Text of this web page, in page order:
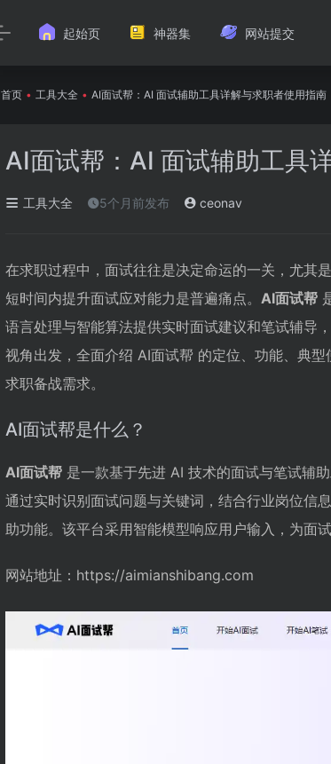
起始页 神器集 网站提交
首页 • 工具大全 • AI面试帮：AI 面试辅助工具详解与求职者使用指南
AI面试帮：AI 面试辅助工具
工具大全 5个月前发布 ceonav
在求职过程中，面试往往是决定命运的一关，尤其
短时间内提升面试应对能力是普遍痛点。 AI面试帮
语言处理与智能算法提供实时面试建议和笔试辅导
视角出发，全面介绍 AI面试帮 的定位、功能、典
求职备战需求。
AI面试帮是什么？
AI面试帮 是一款基于先进 AI 技术的面试与笔试辅
通过实时识别面试问题与关键词，结合行业岗位信
助功能。该平台采用智能模型响应用户输入，为面
网站地址：https://aimianshibang.com